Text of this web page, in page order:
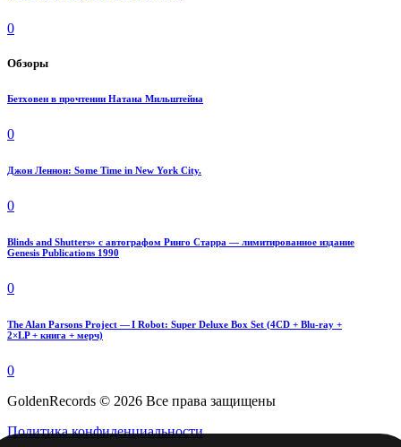
0
Обзоры
Бетховен в прочтении Натана Мильштейна
0
Джон Леннон: Some Time in New York City.
0
Blinds and Shutters» с автографом Ринго Старра — лимитированное издание
Genesis Publications 1990
0
The Alan Parsons Project — I Robot: Super Deluxe Box Set (4CD + Blu-ray +
2×LP + книга + мерч)
0
GoldenRecords © 2026 Все права защищены
Политика конфиденциальности